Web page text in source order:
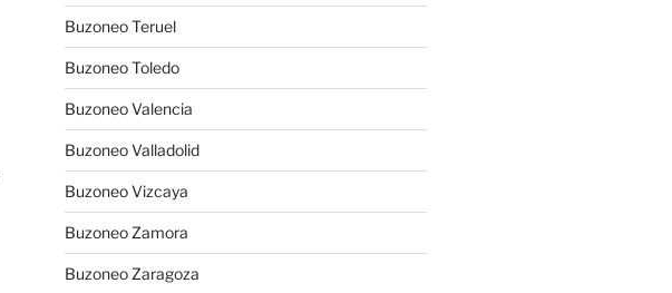
Buzoneo Teruel
Buzoneo Toledo
Buzoneo Valencia
Buzoneo Valladolid
Buzoneo Vizcaya
Buzoneo Zamora
Buzoneo Zaragoza